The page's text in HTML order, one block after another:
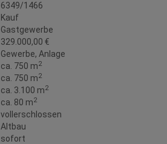
6349/1466
Kauf
Gastgewerbe
329.000,00 €
Gewerbe Anlage
ca. 750 m2
ca. 750 m2
ca. 3.100 m2
ca. 80 m2
vollerschlossen
Altbau
sofort